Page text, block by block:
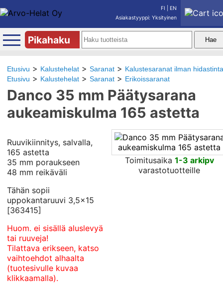
FI
EN
Asiakastyyppi: Yksityinen
Pikahaku
Etusivu Kalustehelat Saranat
Kalustesaranat ilman hidastinta
Etusivu
Kalustehelat Saranat Erikoissaranat
Danco 35 mm Päätysarana
aukeamiskulma 165 astetta
Ruuvikiinnitys, salvalla,
165 astetta
35 mm poraukseen
48 mm reikäväli
Tähän sopii
uppokantaruuvi 3,5x15
[363415]
Huom. ei sisällä aluslevyä
tai ruuveja!
Tilattava erikseen, katso
vaihtoehdot alhaalta
(tuotesivulle kuvaa
klikkaamalla).
Toimitusaika 1-3 arkipv
varastotuotteille